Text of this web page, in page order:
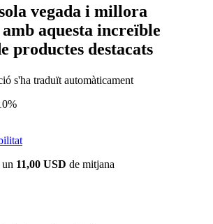
vegada i millora
aquesta increïble
productes destacats
s'ha traduït automàticament
11,00 USD de mitjana